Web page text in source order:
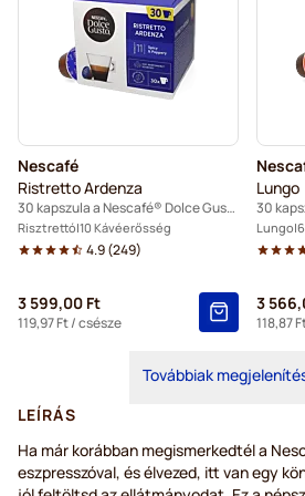
Nescafé
Ristretto Ardenza
30 kapszula a Nescafé® Dolce Gusto termékhez
Risztrettó 10 Kávéerősség
4.9(249)
3 599,00 Ft
119,97 Ft/ csésze
Lungo
Lungo
3
118,87
Továbbiak
LEÍRÁS
Ha már korábban megismerkedtél a
eszpresszóval, és élvezed, itt van egy